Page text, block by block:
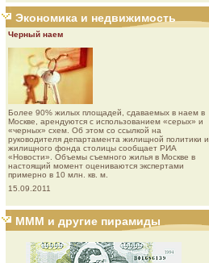
Экономика и недвижимость
Черный наем
Более 90% жилых площадей, сдаваемых в наем в
Москве, арендуются с использованием «серых» и
«черных» схем. Об этом со ссылкой на
руководителя департамента жилищной политики и
жилищного фонда столицы сообщает РИА
«Новости». Объемы съемного жилья в Москве в
настоящий момент оцениваются экспертами
примерно в 10 млн. кв. м.
15.09.2011
МММ и другие пирамиды